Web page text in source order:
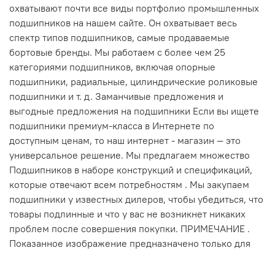
охватывают почти все виды портфолио промышленных
подшипников на нашем сайте. Он охватывает весь
спектр типов подшипников, самые продаваемые
бортовые бренды. Мы работаем с более чем 25
категориями подшипников, включая опорные
подшипники, радиальные, цилиндрические роликовые
подшипники и т. д. Заманчивые предложения и
выгодные предложения на подшипники Если вы ищете
подшипники премиум-класса в Интернете по
доступным ценам, то наш интернет - магазин — это
универсальное решение. Мы предлагаем множество
Подшипников в наборе конструкций и спецификаций,
которые отвечают всем потребностям . Мы закупаем
подшипники у известных дилеров, чтобы убедиться, что
товары подлинные и что у вас не возникнет никаких
проблем после совершения покупки. ПРИМЕЧАНИЕ .
Показанное изображение предназначено только для